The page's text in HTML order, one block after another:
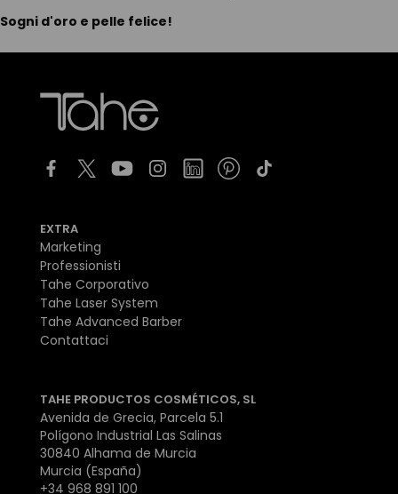
Sogni d'oro e pelle felice!
EXTRA
Marketing
Professionisti
Tahe Corporativo
Tahe Laser System
Tahe Advanced Barber
Contattaci
TAHE PRODUCTOS COSMÉTICOS, SL
Avenida de Grecia, Parcela 5.1
Polígono Industrial Las Salinas
30840 Alhama de Murcia
Murcia (España)
+34 968 891 100